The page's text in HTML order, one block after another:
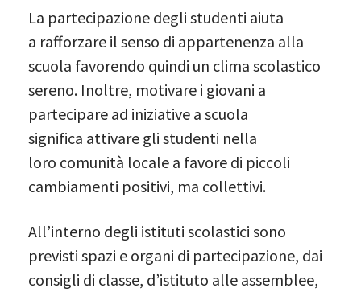
La partecipazione degli studenti aiuta
a rafforzare il senso di appartenenza alla
scuola favorendo quindi un clima scolastico
sereno. Inoltre, motivare i giovani a
partecipare ad iniziative a scuola
significa attivare gli studenti nella
loro comunità locale a favore di piccoli
cambiamenti positivi, ma collettivi.
All’interno degli istituti scolastici sono
previsti spazi e organi di partecipazione, dai
consigli di classe, d’istituto alle assemblee,